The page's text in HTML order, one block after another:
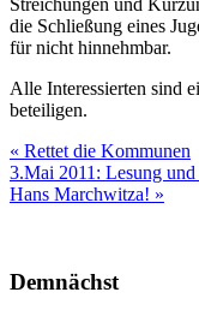
Streichungen und
die Schließung eines
für nicht hinnehmbar.
Alle Interessierten sind
beteiligen.
« Rettet die Kommunen
3.Mai 2011: Lesung
Hans Marchwitza! »
Demnächst